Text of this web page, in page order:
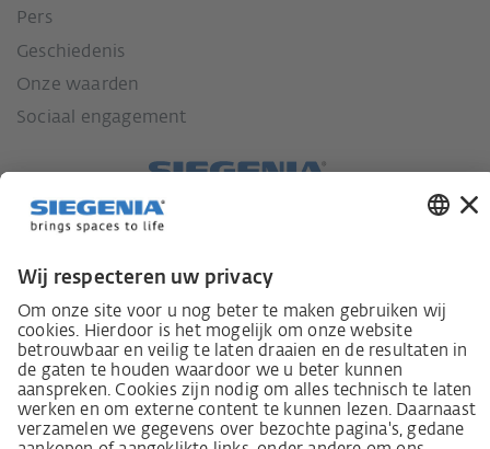
Pers
Geschiedenis
Onze waarden
Sociaal engagement
Wet inzake zorgvuldigheid in de toeleveringsketen
Leverancierscode
Wet inzake zorgvuldigheid in de toeleveringsketen
(LkSG) brochure
Beginselverklaring voor de mensenrechtstrategie